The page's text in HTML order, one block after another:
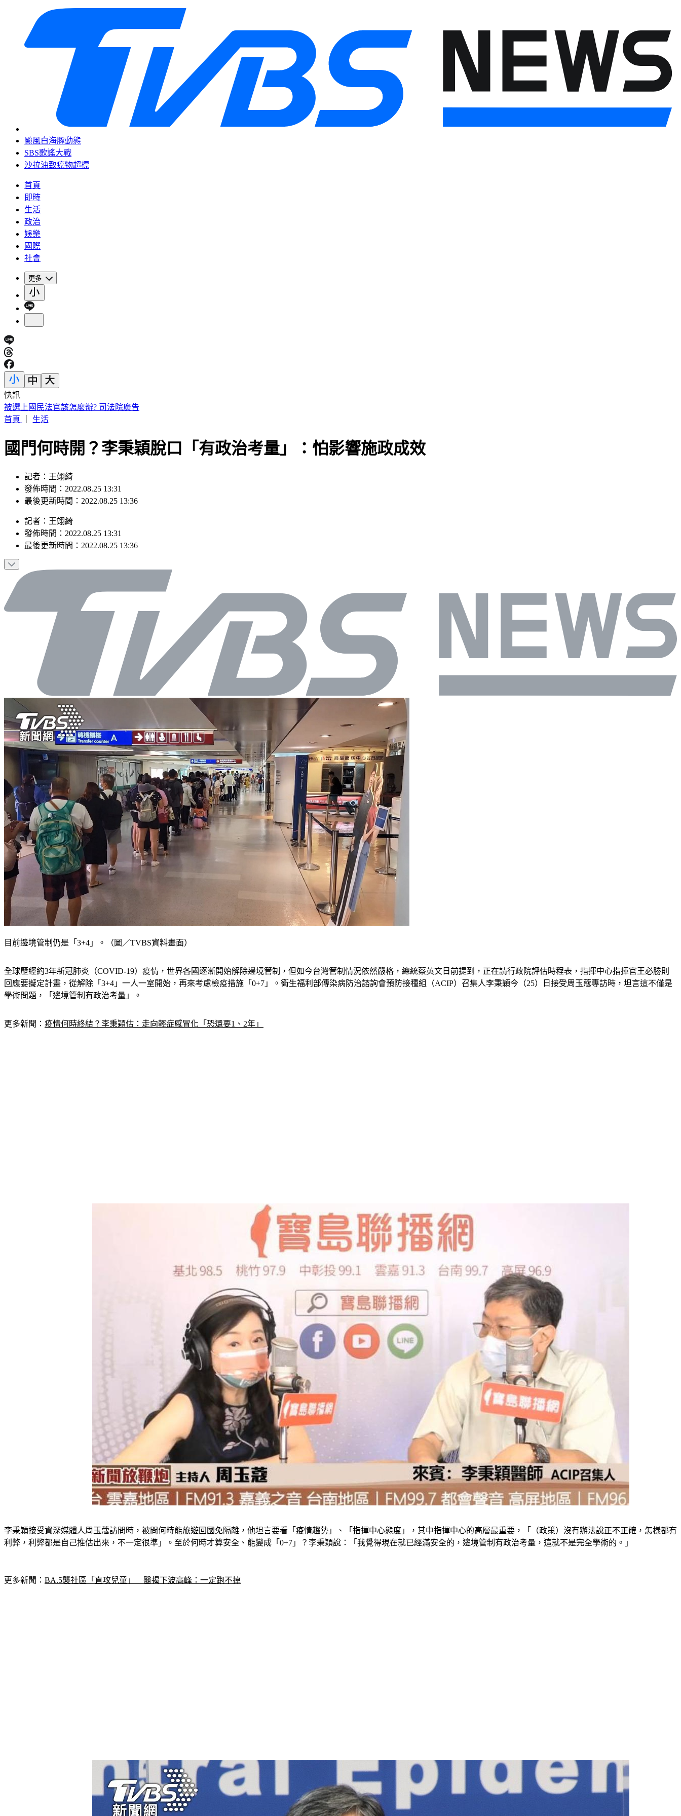
颱風白海豚動態
SBS歌謠大戰
沙拉油致癌物超標
首頁
即時
生活
政治
娛樂
國際
社會
更多
快訊
被選上國民法官該怎麼辦? 司法院廣告
首頁
生活
國門何時開？李秉穎脫口「有政治考量」：怕影響施政成效
記者：王翊綺
發佈時間：2022.08.25 13:31
最後更新時間：2022.08.25 13:36
記者 ： 王翊綺
發佈時間： 2022.08.25 13:31
最後更新時間： 2022.08.25 13:36
目前邊境管制仍是「3+4」。（圖／TVBS資料畫面）
全球歷經約3年新冠肺炎（COVID-19）疫情，世界各國逐漸開始解除邊境管制，但如今台灣管制情況依然嚴格，總統蔡英文日前提到，正在請行政院評估時程表，指揮中心指揮官王必勝則
回應要擬定計畫，從解除「3+4」一人一室開始，再來考慮檢疫措施「0+7」。衛生福利部傳染病防治諮詢會預防接種組（ACIP）召集人李秉穎今（25）日接受周玉蔻專訪時，坦言這不僅是
學術問題，「邊境管制有政治考量」。
更多新聞： 疫情何時終結？李秉穎估：走向輕症感冒化「恐還要1、2年」
李秉穎接受資深媒體人周玉蔻訪問時，被問何時能旅遊回國免隔離，他坦言要看「疫情趨勢」、「指揮中心態度」，其中指揮中心的高層最重要，「（政策）沒有辦法說正不正確，怎樣都有
利弊，利弊都是自己推估出來，不一定很準」。至於何時才算安全、能變成「0+7」？李秉穎說：「我覺得現在就已經滿安全的，邊境管制有政治考量，這就不是完全學術的。」
更多新聞： BA.5襲社區「直攻兒童」　醫揭下波高峰：一定跑不掉